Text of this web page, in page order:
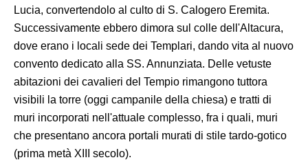
Lucia, convertendolo al culto di S. Calogero Eremita.
Successivamente ebbero dimora sul colle dell'Altacura,
dove erano i locali sede dei Templari, dando vita al nuovo
convento dedicato alla SS. Annunziata. Delle vetuste
abitazioni dei cavalieri del Tempio rimangono tuttora
visibili la torre (oggi campanile della chiesa) e tratti di
muri incorporati nell'attuale complesso, fra i quali, muri
che presentano ancora portali murati di stile tardo-gotico
(prima metà XIII secolo).